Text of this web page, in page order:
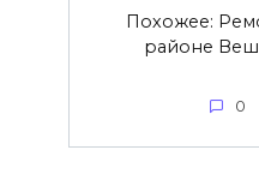
Похожее:
районе
0